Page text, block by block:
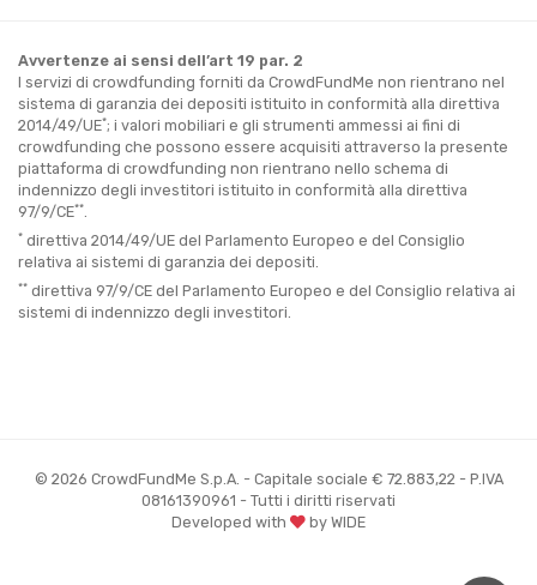
Avvertenze ai sensi dell’art 19 par. 2
I servizi di crowdfunding forniti da CrowdFundMe non rientrano nel
sistema di garanzia dei depositi istituito in conformità alla direttiva
2014/49/UE*; i valori mobiliari e gli strumenti ammessi ai fini di
crowdfunding che possono essere acquisiti attraverso la presente
piattaforma di crowdfunding non rientrano nello schema di
indennizzo degli investitori istituito in conformità alla direttiva
97/9/CE**.
* direttiva 2014/49/UE del Parlamento Europeo e del Consiglio
relativa ai sistemi di garanzia dei depositi.
** direttiva 97/9/CE del Parlamento Europeo e del Consiglio relativa ai
sistemi di indennizzo degli investitori.
© 2026 CrowdFundMe S.p.A. - Capitale sociale € 72.883,22 - P.IVA
08161390961 - Tutti i diritti riservati
Developed with
by WIDE